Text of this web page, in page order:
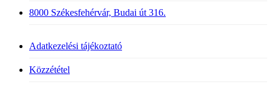
8000 Székesfehérvár, Budai út 316.
Adatkezelési tájékoztató
Közzététel